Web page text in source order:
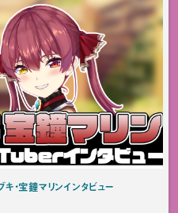
・宝鐘マリンインタビュー